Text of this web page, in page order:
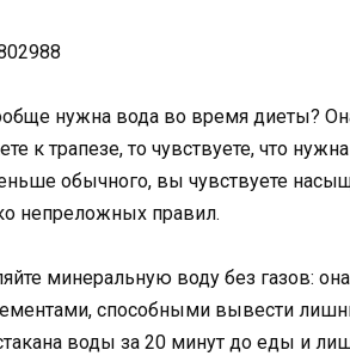
нужна вода во время диеты?
к трапезе, то чувствуете, что
обычного, вы чувствуете
непреложных правил.
минеральную воду без газов:
способными вывести
воды за 20 минут до еды и